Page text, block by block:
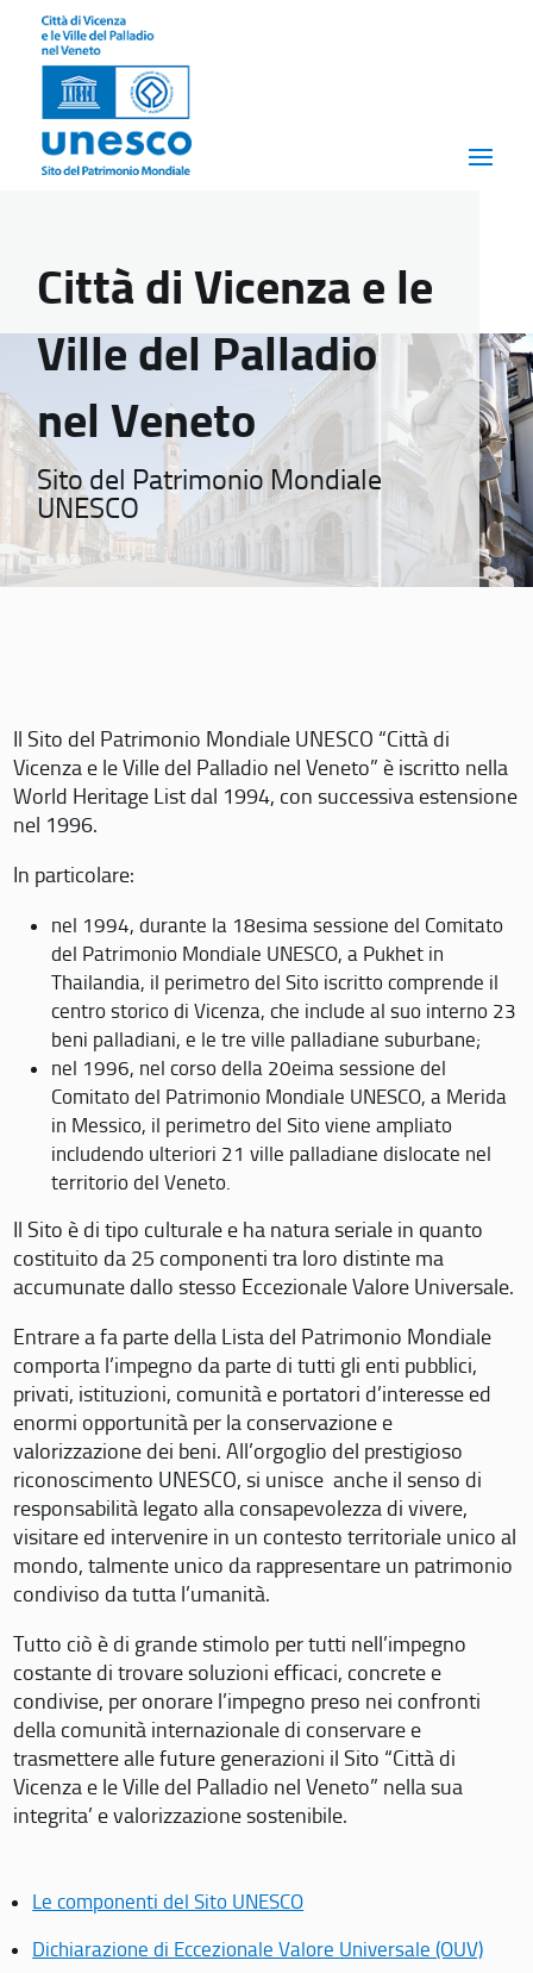
Città di Vicenza e le
Ville del Palladio
nel Veneto
Sito del Patrimonio Mondiale
UNESCO
Il Sito del Patrimonio Mondiale UNESCO “Città di
Vicenza e le Ville del Palladio nel Veneto” è iscritto nella
World Heritage List dal 1994, con successiva estensione
nel 1996.
In particolare:
nel 1994, durante la 18esima sessione del Comitato
del Patrimonio Mondiale UNESCO, a Pukhet in
Thailandia, il perimetro del Sito iscritto comprende il
centro storico di Vicenza, che include al suo interno 23
beni palladiani, e le tre ville palladiane suburbane;
nel 1996, nel corso della 20eima sessione del
Comitato del Patrimonio Mondiale UNESCO, a Merida
in Messico, il perimetro del Sito viene ampliato
includendo ulteriori 21 ville palladiane dislocate nel
territorio del Veneto.
Il Sito è di tipo culturale e ha natura seriale in quanto
costituito da 25 componenti tra loro distinte ma
accumunate dallo stesso Eccezionale Valore Universale.
Entrare a fa parte della Lista del Patrimonio Mondiale
comporta l’impegno da parte di tutti gli enti pubblici,
privati, istituzioni, comunità e portatori d’interesse ed
enormi opportunità per la conservazione e
valorizzazione dei beni. All’orgoglio del prestigioso
riconoscimento UNESCO, si unisce anche il senso di
responsabilità legato alla consapevolezza di vivere,
visitare ed intervenire in un contesto territoriale unico al
mondo, talmente unico da rappresentare un patrimonio
condiviso da tutta l’umanità.
Tutto ciò è di grande stimolo per tutti nell’impegno
costante di trovare soluzioni efficaci, concrete e
condivise, per onorare l’impegno preso nei confronti
della comunità internazionale di conservare e
trasmettere alle future generazioni il Sito “Città di
Vicenza e le Ville del Palladio nel Veneto” nella sua
integrita’ e valorizzazione sostenibile.
Le componenti del Sito UNESCO
Dichiarazione di Eccezionale Valore Universale (OUV)